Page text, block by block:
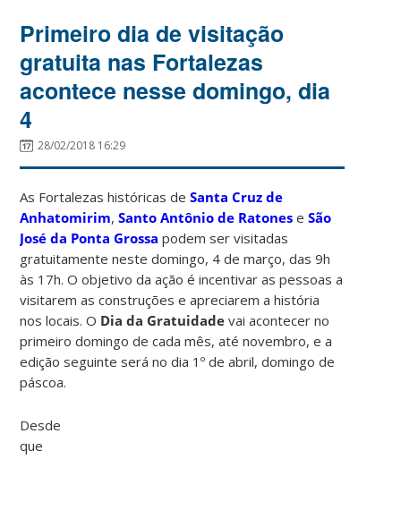
Primeiro dia de visitação
gratuita nas Fortalezas
acontece nesse domingo, dia
4
28/02/2018 16:29
As Fortalezas históricas deSanta Cruz de
Anhatomirim,Santo Antônio de Ratones eSão
José da Ponta Grossa podem ser visitadas
gratuitamente neste domingo, 4 de março, das 9h
às 17h. O objetivo da ação é incentivar as pessoas a
visitarem as construções e apreciarem a história
nos locais. O Dia da Gratuidade vai acontecer no
primeiro domingo de cada mês, até novembro, e a
edição seguinte será no dia 1º de abril, domingo de
páscoa.
Desde
que